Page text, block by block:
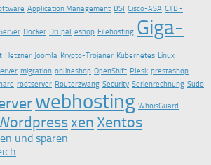
Application Management BSI Cisco-ASA CTB -
Docker Drupal eshop Filehosting Giga-
Hetzner Joomla Krypto-Trojaner Kubernetes Linux
migration onlineshop OpenShift Plesk prestashop
rootserver Routerzwang Security Serienrechnung Sudo
webhosting WhoisGuard
xenXentos
und sparen